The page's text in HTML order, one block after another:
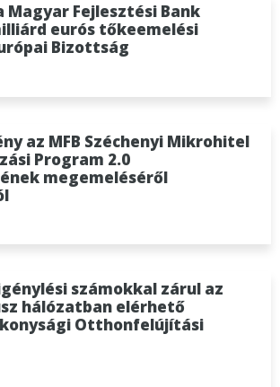
Magyar Fejlesztési Bank
eurós tőkeemelési
Bizottság
az MFB Széchenyi Mikrohitel
Program 2.0
megemeléséről
számokkal zárul az
hálózatban elérhető
Otthonfelújítási